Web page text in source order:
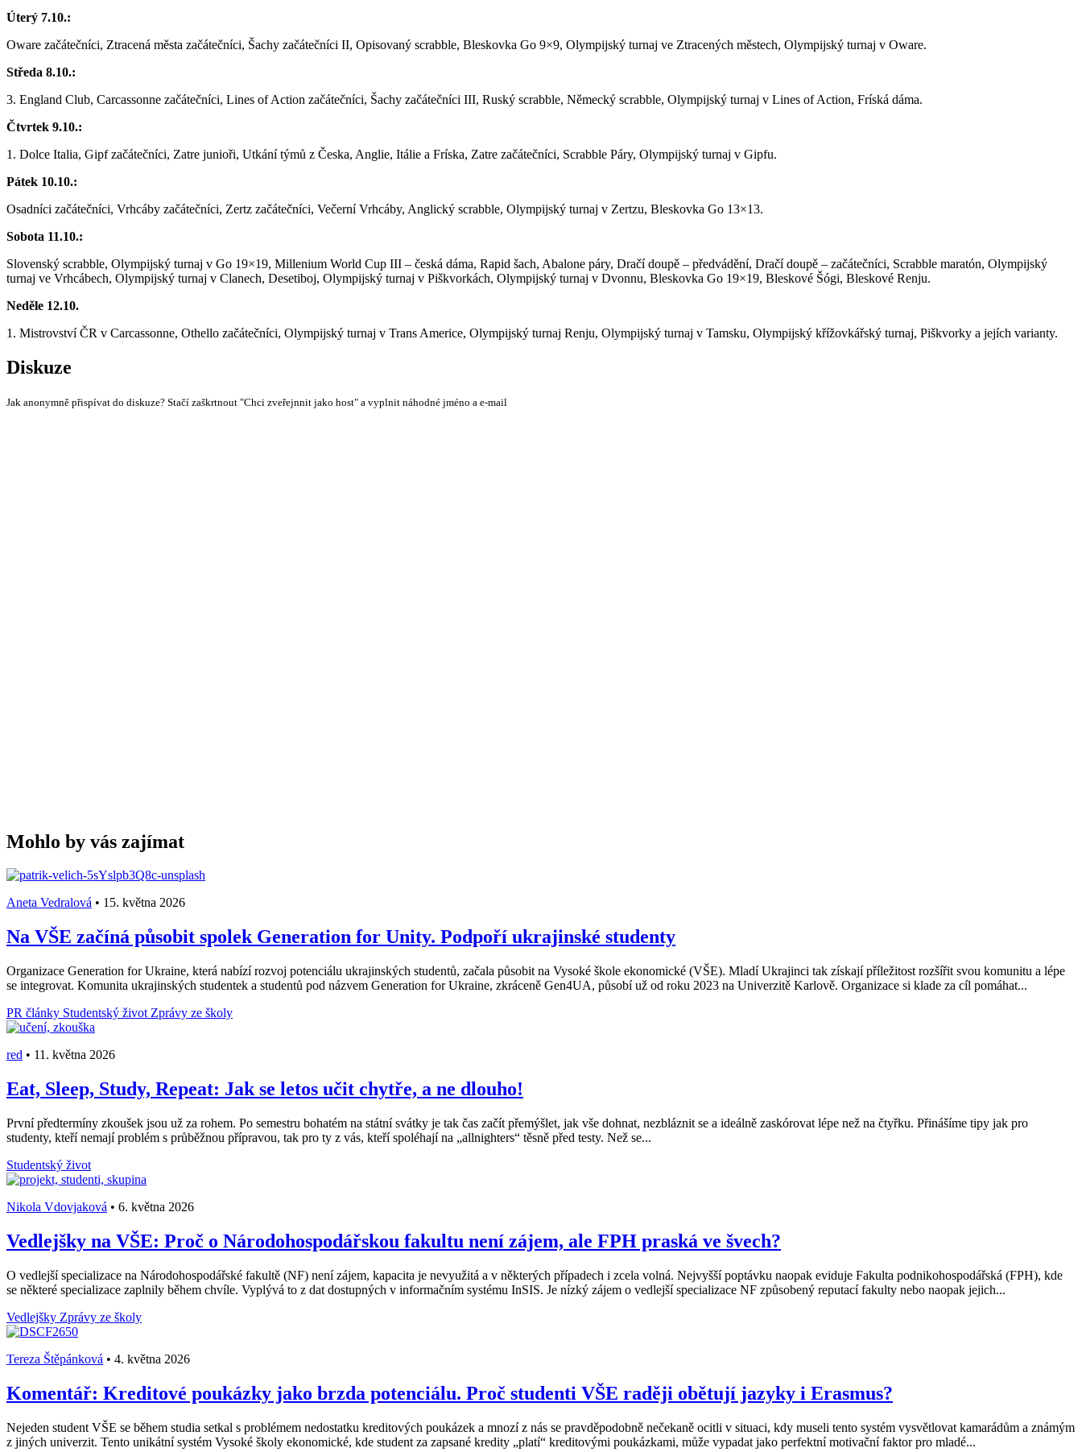
Úterý 7.10.:
Oware začátečníci, Ztracená města začátečníci, Šachy začátečníci II, Opisovaný scrabble, Bleskovka Go 9×9, Olympijský turnaj ve Ztracených městech, Olympijský turnaj v Oware.
Středa 8.10.:
3. England Club, Carcassonne začátečníci, Lines of Action začátečníci, Šachy začátečníci III, Ruský scrabble, Německý scrabble, Olympijský turnaj v Lines of Action, Fríská dáma.
Čtvrtek 9.10.:
1. Dolce Italia, Gipf začátečníci, Zatre junioři, Utkání týmů z Česka, Anglie, Itálie a Fríska, Zatre začátečníci, Scrabble Páry, Olympijský turnaj v Gipfu.
Pátek 10.10.:
Osadníci začátečníci, Vrhcáby začátečníci, Zertz začátečníci, Večerní Vrhcáby, Anglický scrabble, Olympijský turnaj v Zertzu, Bleskovka Go 13×13.
Sobota 11.10.:
Slovenský scrabble, Olympijský turnaj v Go 19×19, Millenium World Cup III – česká dáma, Rapid šach, Abalone páry, Dračí doupě – předvádění, Dračí doupě – začátečníci, Scrabble maratón, Olympijský
turnaj ve Vrhcábech, Olympijský turnaj v Clanech, Desetiboj, Olympijský turnaj v Piškvorkách, Olympijský turnaj v Dvonnu, Bleskovka Go 19×19, Bleskové Šógi, Bleskové Renju.
Neděle 12.10.
1. Mistrovství ČR v Carcassonne, Othello začátečníci, Olympijský turnaj v Trans Americe, Olympijský turnaj Renju, Olympijský turnaj v Tamsku, Olympijský křížovkářský turnaj, Piškvorky a jejích varianty.
Diskuze
Jak anonymně přispívat do diskuze? Stačí zaškrtnout "Chci zveřejnnit jako host" a vyplnit náhodné jméno a e-mail
Mohlo by vás zajímat
Aneta Vedralová • 15. května 2026
Na VŠE začíná působit spolek Generation for Unity. Podpoří ukrajinské studenty
Organizace Generation for Ukraine, která nabízí rozvoj potenciálu ukrajinských studentů, začala působit na Vysoké škole ekonomické (VŠE). Mladí Ukrajinci tak získají příležitost rozšířit svou komunitu a lépe
se integrovat. Komunita ukrajinských studentek a studentů pod názvem Generation for Ukraine, zkráceně Gen4UA, působí už od roku 2023 na Univerzitě Karlově. Organizace si klade za cíl pomáhat...
PR články Studentský život Zprávy ze školy
red • 11. května 2026
Eat, Sleep, Study, Repeat: Jak se letos učit chytře, a ne dlouho!
První předtermíny zkoušek jsou už za rohem. Po semestru bohatém na státní svátky je tak čas začít přemýšlet, jak vše dohnat, nezbláznit se a ideálně zaskórovat lépe než na čtyřku. Přinášíme tipy jak pro
studenty, kteří nemají problém s průběžnou přípravou, tak pro ty z vás, kteří spoléhají na „allnighters“ těsně před testy. Než se...
Studentský život
Nikola Vdovjaková • 6. května 2026
Vedlejšky na VŠE: Proč o Národohospodářskou fakultu není zájem, ale FPH praská ve švech?
O vedlejší specializace na Národohospodářské fakultě (NF) není zájem, kapacita je nevyužitá a v některých případech i zcela volná. Nejvyšší poptávku naopak eviduje Fakulta podnikohospodářská (FPH), kde
se některé specializace zaplnily během chvíle. Vyplývá to z dat dostupných v informačním systému InSIS. Je nízký zájem o vedlejší specializace NF způsobený reputací fakulty nebo naopak jejich...
Vedlejšky Zprávy ze školy
Tereza Štěpánková • 4. května 2026
Komentář: Kreditové poukázky jako brzda potenciálu. Proč studenti VŠE raději obětují jazyky i Erasmus?
Nejeden student VŠE se během studia setkal s problémem nedostatku kreditových poukázek a mnozí z nás se pravděpodobně nečekaně ocitli v situaci, kdy museli tento systém vysvětlovat kamarádům a známým
z jiných univerzit. Tento unikátní systém Vysoké školy ekonomické, kde student za zapsané kredity „platí“ kreditovými poukázkami, může vypadat jako perfektní motivační faktor pro mladé...